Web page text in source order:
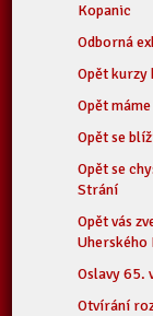
Kopanic
Odborná
Opět kurzy
Opět
Opět se
Opět se
Strání
Opět vás
Uherského
Oslavy 65.
Otvírání